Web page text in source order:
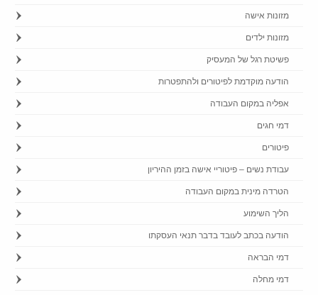
מזונות אישה
מזונות ילדים
פשיטת רגל של המעסיק
הודעה מוקדמת לפיטורים ולהתפטרות
אפליה במקום העבודה
דמי חגים
פיטורים
עבודת נשים – פיטוריי אישה בזמן ההיריון
הטרדה מינית במקום העבודה
הליך השימוע
הודעה בכתב לעובד בדבר תנאי העסקתו
דמי הבראה
דמי מחלה